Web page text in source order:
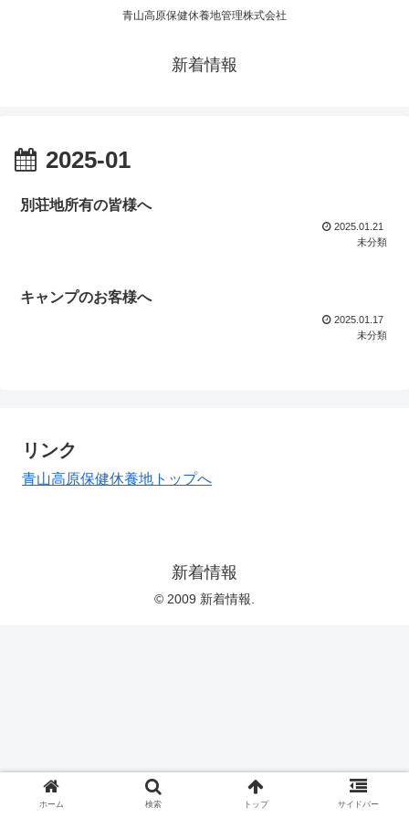
青山高原保健休養地管理株式会社
新着情報
2025-01
別荘地所有の皆様へ
2025.01.21
未分類
キャンプのお客様へ
2025.01.17
未分類
リンク
青山高原保健休養地トップへ
新着情報
© 2009 新着情報.
ホーム 検索 トップ サイドバー